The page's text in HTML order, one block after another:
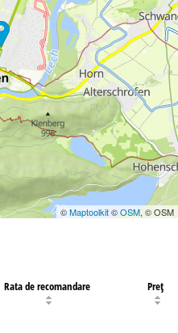
©Maptoolkit©OSM, © OSM
Rata de recomandare Preţ